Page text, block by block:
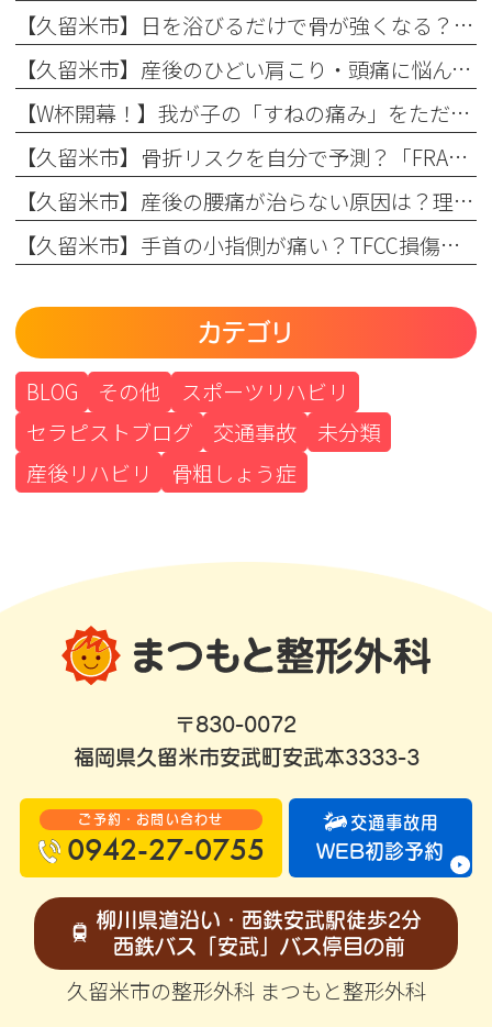
【久留米市】日を浴びるだけで骨が強くなる？骨粗しょう症予防に欠かせない日光浴の重要性とリハビリのコツ
【久留米市】産後のひどい肩こり・頭痛に悩んでいませんか？理学療法士が教える根本原因とリハビリの重要性
【W杯開幕！】我が子の「すねの痛み」をただの成長痛で終わらせない
【久留米市】骨折リスクを自分で予測？「FRAX」の仕組みとまつもと整形外科での活用法
【久留米市】産後の腰痛が治らない原因は？理学療法士が教える骨盤ケアとリハビリの重要性
【久留米市】手首の小指側が痛い？TFCC損傷（三角線維軟骨複合体損傷）の正しい治療法とリハビリについて
カテゴリ
BLOG その他
スポーツリハビリ
セラピストブログ
交通事故
未分類
産後リハビリ
骨粗しょう症
〒830-0072
福岡県久留米市安武町安武本3333-3
ご予約・お問い合わせ
0942-27-0755
交通事故用
WEB初診予約
柳川県道沿い・西鉄安武駅徒歩2分
西鉄バス「安武」バス停目の前
久留米市の整形外科 まつもと整形外科